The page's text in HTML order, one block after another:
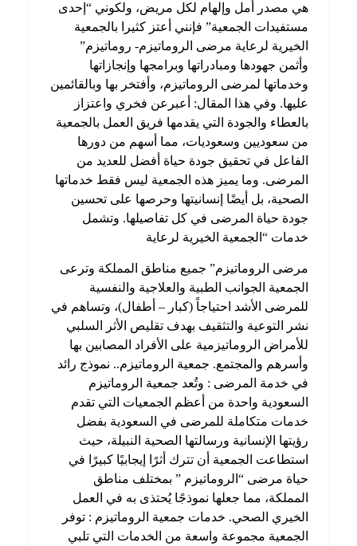
هي مصدر أمل وإلهام لكل مريض، ولكوني “إحدى
مستفيدات الجمعية” فإنني أعتز كثيرا بالجمعية
الخيرية لرعاية مرضى الروماتيزم- روماتيزم”
وأثمن جهودها ومبادراتها وبرامجها وإنجازاتها
وخدماتها لمرضى الروماتيزم، وأفتخر بها وبالقائمين
عليها. وفي هذا المقال: أعبرعن فخري واعتزاز
بالعطاء والجودة التي يقدمها فريق العمل بالجمعية
من سعوديين وسعوديات، مما أسهم من دورها
الفاعل في تحقيق جودة حياة أفضل للعديد من
المرضى. وما يميز هذه الجمعية ليس فقط خدماتها
الصحية، بل أيضًا إنسانيتها وحرصها على تحسين
جودة حياة المرضى في كل تفاصيلها. وتشمل
خدمات “الجمعية الخيرية لرعاية
مرضى الروماتيزم” جميع مناطق المملكة وترعى
الجمعية الجوانب الطبية والعلاجية والنفسية
للمرضى الأشد احتياجاً (كبار – أطفال)، وتساهم في
نشر التوعية والتثقيف بهدف تقليص الأثر السلبي
للأمراض الروماتيزمية على الأفراد المصابين بها
وأسرهم والمجتمع. جمعية الروماتيزم.. نموذج رائد
في خدمة المرضى : وتُعد جمعية الروماتيزم
السعودية واحدة من أعظم الجمعيات التي تقدم
خدمات متكاملة للمرضى في السعودية بفضل
رؤيتها الإنسانية ورسالتها الصحية النبيلة، حيث
استطاعت الجمعية أن تترك أثرًا إيجابيًا كبيرًا في
حياة مرضى “الروماتيزم ” بمختلف مناطق
المملكة، مما جعلها نموذجًا يُحتذى به في العمل
الخيري الصحي. خدمات جمعية الروماتيزم : توفر
الجمعية مجموعة واسعة من الخدمات التي تلبي